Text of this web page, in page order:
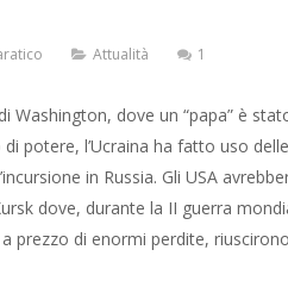
Attualità 1
Washington, dove un “papa” è
potere, l’Ucraina ha fatto uso
in Russia. Gli USA
dove, durante la II guerra
prezzo di enormi perdite,